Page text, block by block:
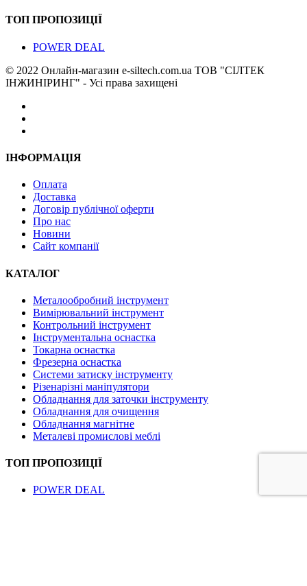
ТОП ПРОПОЗИЦІЇ
POWER DEAL
© 2022 Онлайн-магазин e-siltech.com.ua ТОВ "СІЛТЕК
ІНЖИНІРИНГ" - Усі права захищені
ІНФОРМАЦІЯ
Оплата
Доставка
Договір публічної оферти
Про нас
Новини
Сайт компанії
КАТАЛОГ
Металообробний інструмент
Вимірювальний інструмент
Контрольний інструмент
Інструментальна оснастка
Токарна оснастка
Фрезерна оснастка
Системи затиску інструменту
Різенарізні маніпулятори
Обладнання для заточки інструменту
Обладнання для очищення
Обладнання магнітне
Металеві промислові меблі
ТОП ПРОПОЗИЦІЇ
POWER DEAL